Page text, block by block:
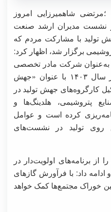
؛مرتضی شاهمیرزایی امروز
در نشست مدیران ارشد صنعت
تولید با مشارکت مردم که
برگزار شد، اظهار کرد:
شرکت مادر تخصصی
این صنعت، برای تحقق شعار سال ۱۴۰۳ با عنوان «جهش
کارگروه‌های جهش تولید در
هلدینگ‌ها و
کرده است و عوامل
روی تولید در نشست‌های
برنامه‌های اولویت‌دار در
داد: با فرآورش گازهای
خوراک مجتمع‌ها کمک خواهد